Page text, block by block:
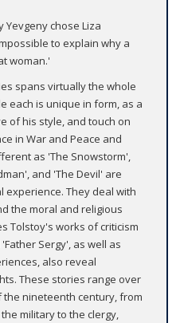
Yevgeny chose Liza
to explain why a
woman.'
spans virtually the whole
each is unique in form, as a
of his style, and touch on
in War and Peace and
as 'The Snowstorm',
and 'The Devil' are
experience. They deal with
the moral and religious
Tolstoy's works of criticism
Sergy', as well as
also reveal
These stories range over
nineteenth century, from
military to the clergy,